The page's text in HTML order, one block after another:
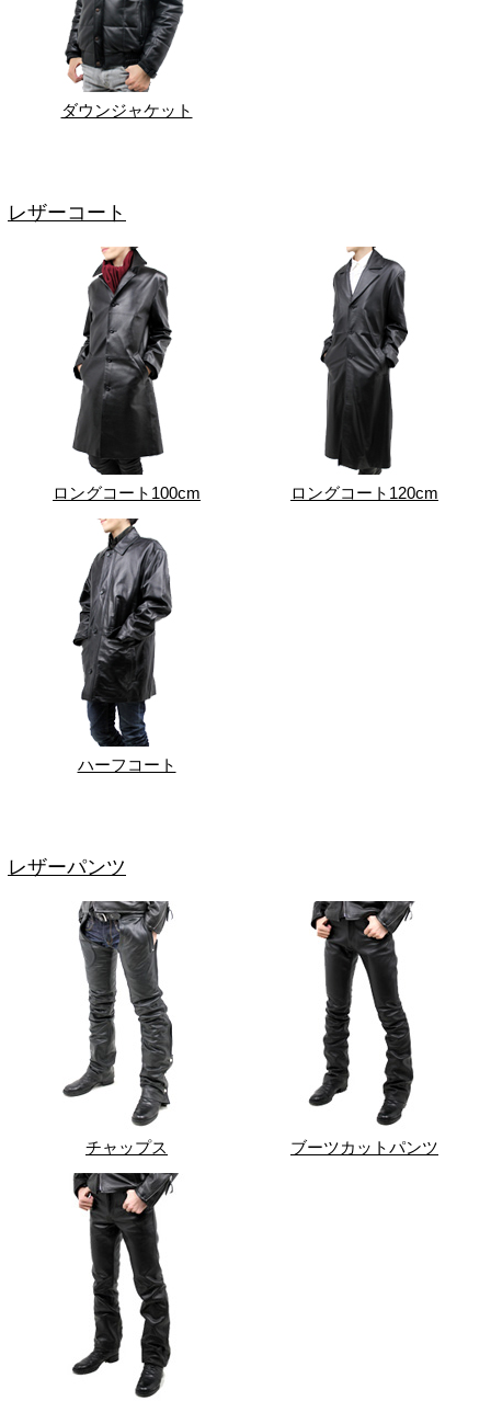
ダウンジャケット
レザーコート
ロングコート100cm ロングコート120cm
ハーフコート
レザーパンツ
チャップス ブーツカットパンツ